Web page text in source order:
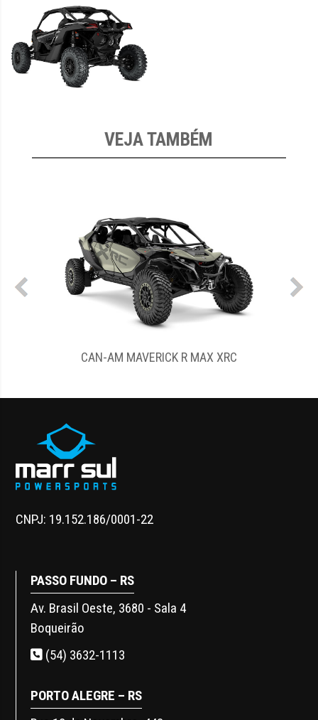
VEJA TAMBÉM
CAN-AM DEFENDER MAX DPS HD9
CNPJ: 19.152.186/0001-22
PASSO FUNDO – RS
Av. Brasil Oeste, 3680 - Sala 4
Boqueirão
(54) 3632-1113
PORTO ALEGRE – RS